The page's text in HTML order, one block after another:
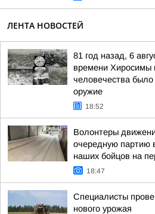
ЛЕНТА НОВОСТЕЙ
81 год назад, 6
времени Хиросимы
человечества
оружие
18:52
Волонтеры
очередную партию
наших бойцов на
18:47
Специалисты
нового урожая